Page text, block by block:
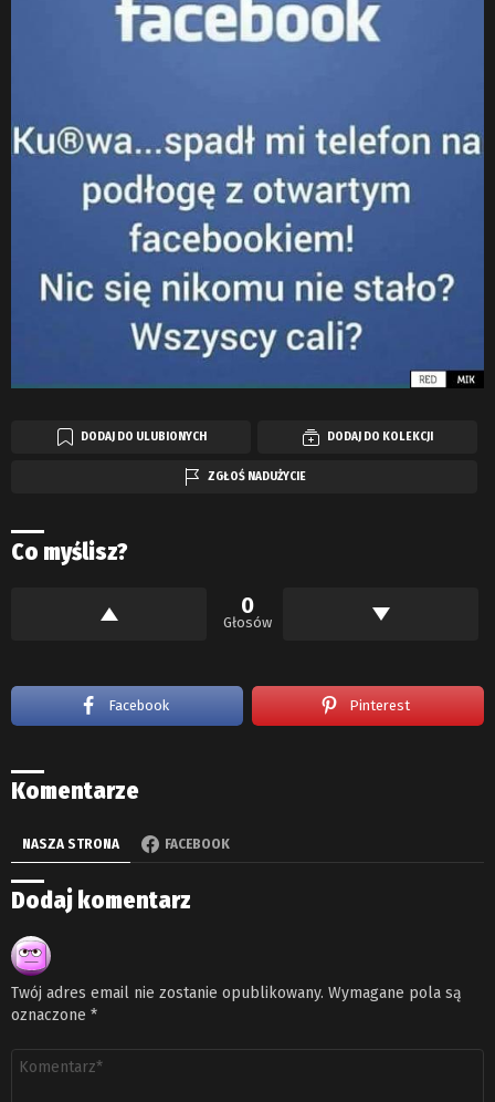
DODAJ DO ULUBIONYCH DODAJ DO KOLEKCJI
ZGŁOŚ NADUŻYCIE
Co myślisz?
0
Głosów
Facebook Pinterest
Komentarze
NASZA STRONA FACEBOOK
Dodaj komentarz
Twój adres email nie zostanie opublikowany. Wymagane pola są
oznaczone *
Komentarz